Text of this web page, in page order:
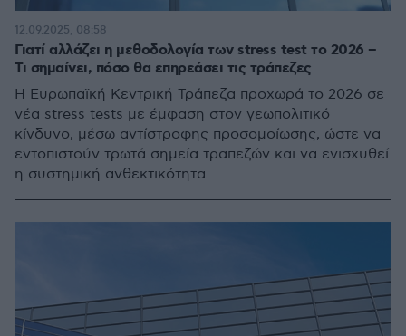
Γιατί αλλάζει η μεθοδολογία των stress test το 2026 –
Τι σημαίνει, πόσο θα επηρεάσει τις τράπεζες
Η Ευρωπαϊκή Κεντρική Τράπεζα προχωρά το 2026 σε
νέα stress tests με έμφαση στον γεωπολιτικό
κίνδυνο, μέσω αντίστροφης προσομοίωσης, ώστε να
εντοπιστούν τρωτά σημεία τραπεζών και να ενισχυθεί
η συστημική ανθεκτικότητα.
12.09.2025, 08:58